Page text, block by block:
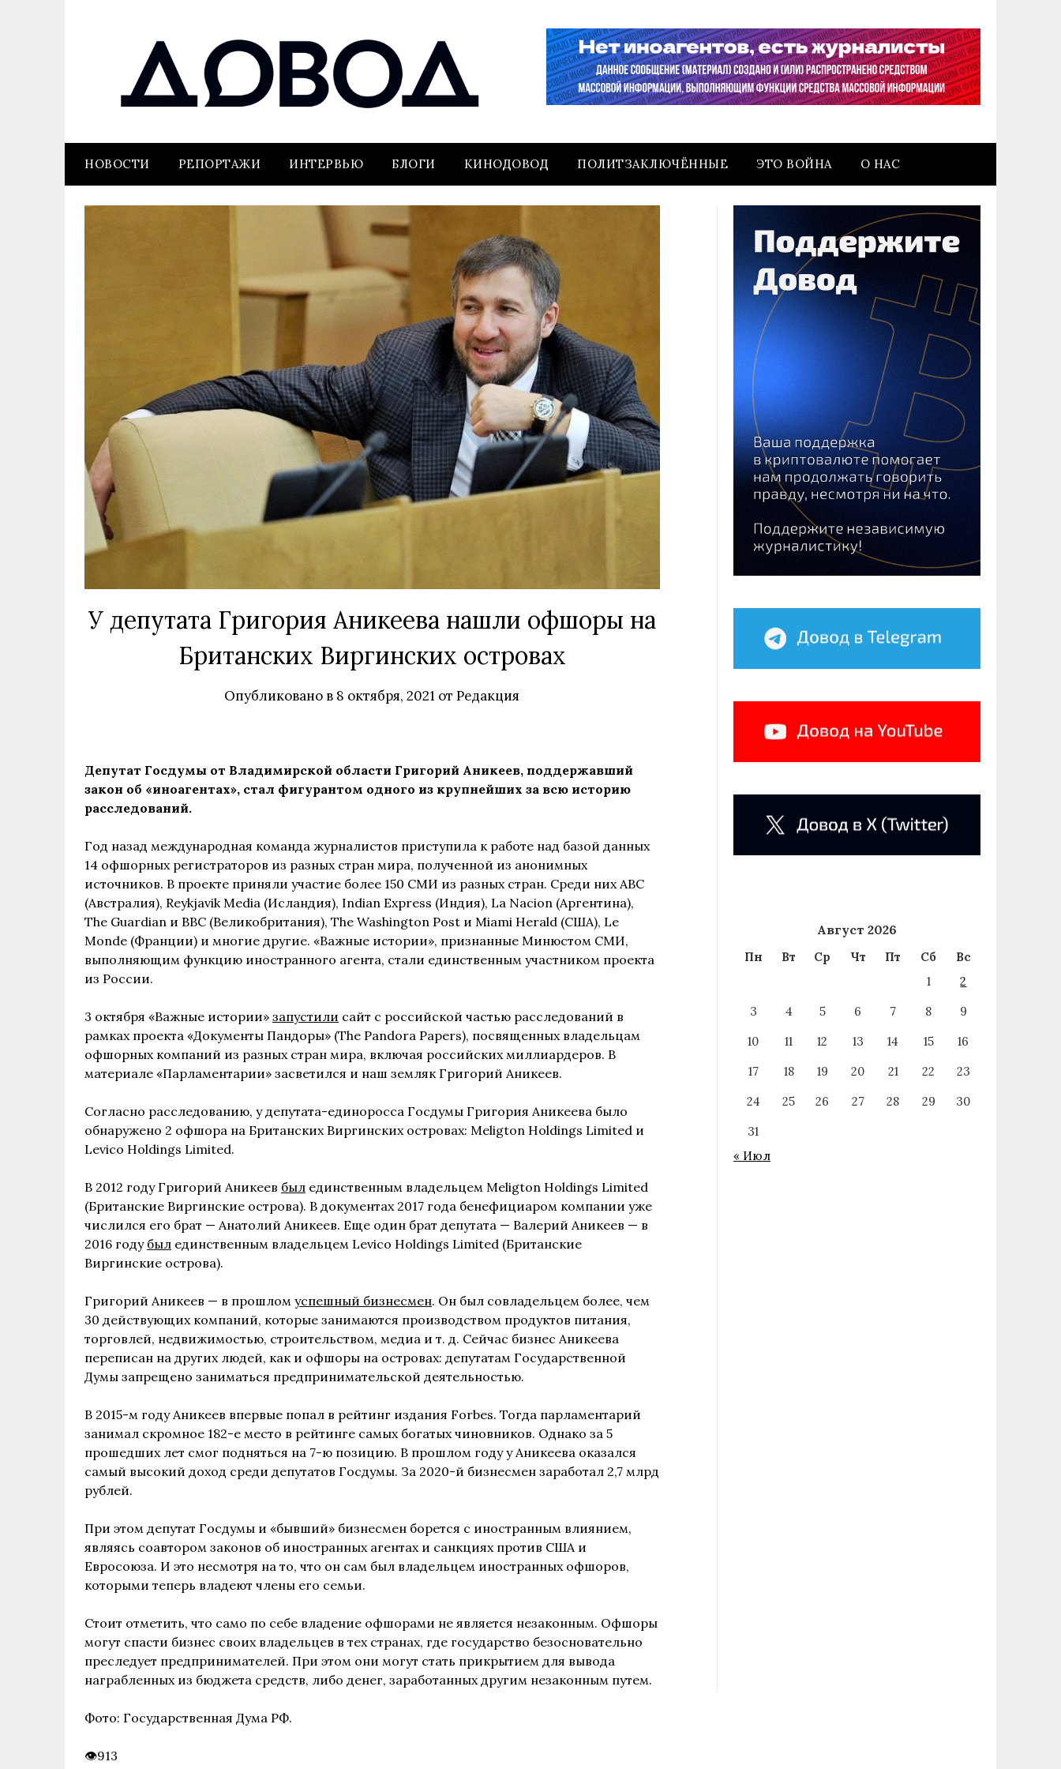
НОВОСТИ РЕПОРТАЖИ ИНТЕРВЬЮ БЛОГИ КИНОДОВОД ПОЛИТЗАКЛЮЧЁННЫЕ ЭТО ВОЙНА О НАС
У депутата Григория Аникеева нашли офшоры на
Британских Виргинских островах
Опубликовано в 8 октября, 2021 отРедакция
Депутат Госдумы от Владимирской области Григорий Аникеев, поддержавший
закон об «иноагентах», стал фигурантом одного из крупнейших за всю историю
расследований.
Год назад международная команда журналистов приступила к работе над базой данных
14 офшорных регистраторов из разных стран мира, полученной из анонимных
источников. В проекте приняли участие более 150 СМИ из разных стран. Среди них ABC
(Австралия), Reykjavik Media (Исландия), Indian Express (Индия), La Nacion (Аргентина),
The Guardian и BBC (Великобритания), The Washington Post и Miami Herald (США), Le
Monde (Франции) и многие другие. «Важные истории», признанные Минюстом СМИ,
выполняющим функцию иностранного агента, стали единственным участником проекта
из России.
3 октября «Важные истории» запустили сайт с российской частью расследований в
рамках проекта «Документы Пандоры» (The Pandora Papers), посвященных владельцам
офшорных компаний из разных стран мира, включая российских миллиардеров. В
материале «Парламентарии» засветился и наш земляк Григорий Аникеев.
Согласно расследованию, у депутата-единоросса Госдумы Григория Аникеева было
обнаружено 2 офшора на Британских Виргинских островах: Meligton Holdings Limited и
Levico Holdings Limited.
В 2012 году Григорий Аникеев был единственным владельцем Meligton Holdings Limited
(Британские Виргинские острова). В документах 2017 года бенефициаром компании уже
числился его брат — Анатолий Аникеев. Еще один брат депутата — Валерий Аникеев — в
2016 году был единственным владельцем Levico Holdings Limited (Британские
Виргинские острова).
Григорий Аникеев — в прошлом успешный бизнесмен. Он был совладельцем более, чем
30 действующих компаний, которые занимаются производством продуктов питания,
торговлей, недвижимостью, строительством, медиа и т. д. Сейчас бизнес Аникеева
переписан на других людей, как и офшоры на островах: депутатам Государственной
Думы запрещено заниматься предпринимательской деятельностью.
В 2015-м году Аникеев впервые попал в рейтинг издания Forbes. Тогда парламентарий
занимал скромное 182-е место в рейтинге самых богатых чиновников. Однако за 5
прошедших лет смог подняться на 7-ю позицию. В прошлом году у Аникеева оказался
самый высокий доход среди депутатов Госдумы. За 2020-й бизнесмен заработал 2,7 млрд
рублей.
При этом депутат Госдумы и «бывший» бизнесмен борется с иностранным влиянием,
являясь соавтором законов об иностранных агентах и санкциях против США и
Евросоюза. И это несмотря на то, что он сам был владельцем иностранных офшоров,
которыми теперь владеют члены его семьи.
Стоит отметить, что само по себе владение офшорами не является незаконным. Офшоры
могут спасти бизнес своих владельцев в тех странах, где государство безосновательно
преследует предпринимателей. При этом они могут стать прикрытием для вывода
награбленных из бюджета средств, либо денег, заработанных другим незаконным путем.
Фото: Государственная Дума РФ.
913
Август 2026
Пн Вт Ср Чт Пт Сб
Вс
1
2
3
4 5 6 7 8
9
10
11 12 13 14 15
16
17
18 19 20 21 22
23
24
25 26 27 28 29
30
31
« Июл